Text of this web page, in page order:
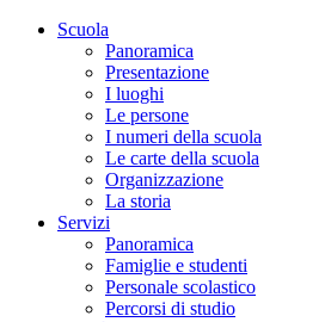
Scuola
Panoramica
Presentazione
I luoghi
Le persone
I numeri della scuola
Le carte della scuola
Organizzazione
La storia
Servizi
Panoramica
Famiglie e studenti
Personale scolastico
Percorsi di studio